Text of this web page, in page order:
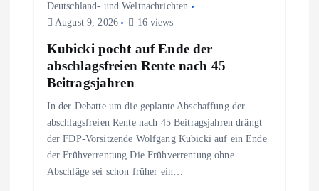
Deutschland- und Weltnachrichten
August 9, 2026
16 views
Kubicki pocht auf Ende der
abschlagsfreien Rente nach 45
Beitragsjahren
In der Debatte um die geplante Abschaffung der
abschlagsfreien Rente nach 45 Beitragsjahren drängt
der FDP-Vorsitzende Wolfgang Kubicki auf ein Ende
der Frühverrentung.Die Frühverrentung ohne
Abschläge sei schon früher ein…